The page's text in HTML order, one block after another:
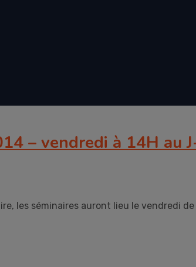
– vendredi à 14H au
les séminaires auront lieu le vendredi